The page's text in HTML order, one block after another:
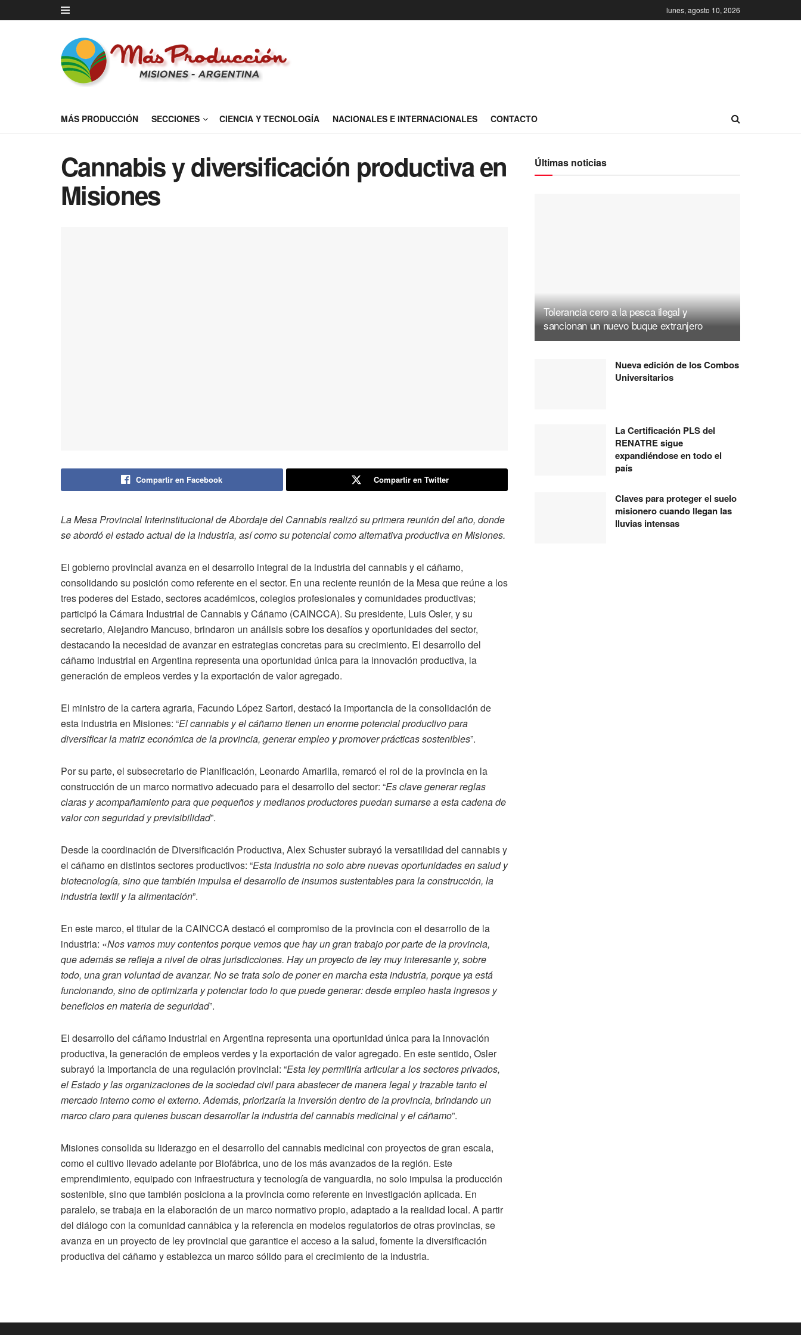
lunes, agosto 10, 2026
MÁS PRODUCCIÓN SECCIONES CIENCIA Y TECNOLOGÍA NACIONALES E INTERNACIONALES CONTACTO
Cannabis y diversificación productiva en
Misiones
Compartir en Facebook Compartir en Twitter
La Mesa Provincial Interinstitucional de Abordaje del Cannabis realizó su primera reunión del año, donde
se abordó el estado actual de la industria, así como su potencial como alternativa productiva en Misiones.
El gobierno provincial avanza en el desarrollo integral de la industria del cannabis y el cáñamo,
consolidando su posición como referente en el sector. En una reciente reunión de la Mesa que reúne a los
tres poderes del Estado, sectores académicos, colegios profesionales y comunidades productivas;
participó la Cámara Industrial de Cannabis y Cáñamo (CAINCCA). Su presidente, Luis Osler, y su
secretario, Alejandro Mancuso, brindaron un análisis sobre los desafíos y oportunidades del sector,
destacando la necesidad de avanzar en estrategias concretas para su crecimiento. El desarrollo del
cáñamo industrial en Argentina representa una oportunidad única para la innovación productiva, la
generación de empleos verdes y la exportación de valor agregado.
El ministro de la cartera agraria, Facundo López Sartori, destacó la importancia de la consolidación de
esta industria en Misiones: “El cannabis y el cáñamo tienen un enorme potencial productivo para
diversificar la matriz económica de la provincia, generar empleo y promover prácticas sostenibles”.
Por su parte, el subsecretario de Planificación, Leonardo Amarilla, remarcó el rol de la provincia en la
construcción de un marco normativo adecuado para el desarrollo del sector: “Es clave generar reglas
claras y acompañamiento para que pequeños y medianos productores puedan sumarse a esta cadena de
valor con seguridad y previsibilidad”.
Desde la coordinación de Diversificación Productiva, Alex Schuster subrayó la versatilidad del cannabis y
el cáñamo en distintos sectores productivos: “Esta industria no solo abre nuevas oportunidades en salud y
biotecnología, sino que también impulsa el desarrollo de insumos sustentables para la construcción, la
industria textil y la alimentación”.
En este marco, el titular de la CAINCCA destacó el compromiso de la provincia con el desarrollo de la
industria: «Nos vamos muy contentos porque vemos que hay un gran trabajo por parte de la provincia,
que además se refleja a nivel de otras jurisdicciones. Hay un proyecto de ley muy interesante y, sobre
todo, una gran voluntad de avanzar. No se trata solo de poner en marcha esta industria, porque ya está
funcionando, sino de optimizarla y potenciar todo lo que puede generar: desde empleo hasta ingresos y
beneficios en materia de seguridad”.
El desarrollo del cáñamo industrial en Argentina representa una oportunidad única para la innovación
productiva, la generación de empleos verdes y la exportación de valor agregado. En este sentido, Osler
subrayó la importancia de una regulación provincial: “Esta ley permitiría articular a los sectores privados,
el Estado y las organizaciones de la sociedad civil para abastecer de manera legal y trazable tanto el
mercado interno como el externo. Además, priorizaría la inversión dentro de la provincia, brindando un
marco claro para quienes buscan desarrollar la industria del cannabis medicinal y el cáñamo”.
Misiones consolida su liderazgo en el desarrollo del cannabis medicinal con proyectos de gran escala,
como el cultivo llevado adelante por Biofábrica, uno de los más avanzados de la región. Este
emprendimiento, equipado con infraestructura y tecnología de vanguardia, no solo impulsa la producción
sostenible, sino que también posiciona a la provincia como referente en investigación aplicada. En
paralelo, se trabaja en la elaboración de un marco normativo propio, adaptado a la realidad local. A partir
del diálogo con la comunidad cannábica y la referencia en modelos regulatorios de otras provincias, se
avanza en un proyecto de ley provincial que garantice el acceso a la salud, fomente la diversificación
productiva del cáñamo y establezca un marco sólido para el crecimiento de la industria.
Últimas noticias
Tolerancia cero a la pesca ilegal y
sancionan un nuevo buque extranjero
Nueva edición de los Combos
Universitarios
La Certificación PLS del
RENATRE sigue
expandiéndose en todo el
país
Claves para proteger el suelo
misionero cuando llegan las
lluvias intensas